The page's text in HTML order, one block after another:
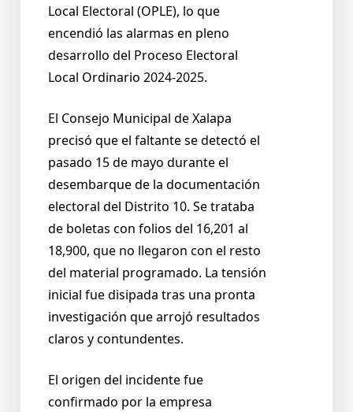
Local Electoral (OPLE), lo que
encendió las alarmas en pleno
desarrollo del Proceso Electoral
Local Ordinario 2024-2025.
El Consejo Municipal de Xalapa
precisó que el faltante se detectó el
pasado 15 de mayo durante el
desembarque de la documentación
electoral del Distrito 10. Se trataba
de boletas con folios del 16,201 al
18,900, que no llegaron con el resto
del material programado. La tensión
inicial fue disipada tras una pronta
investigación que arrojó resultados
claros y contundentes.
El origen del incidente fue
confirmado por la empresa